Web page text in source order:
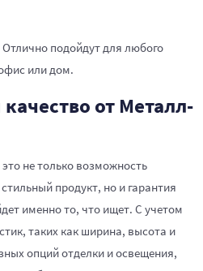
подойдут для любого
или дом.
от Металл-
не только возможность
продукт, но и гарантия
именно то, что ищет. С учетом
таких как ширина, высота и
опций отделки и освещения,